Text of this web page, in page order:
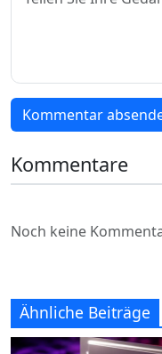
Kommentar
Kommentare
Noch keine
Ähnliche Beiträge